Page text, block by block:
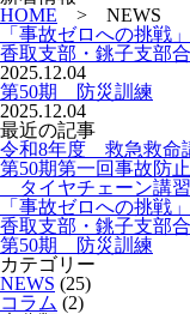
HOME > NEWS
「事故ゼロへの挑戦
香取支部・銚子支
2025.12.04
第50期 防災訓練
2025.12.04
最近の記事
令和8年度 救急救命
第50期第一回事故防
タイヤチェーン講
「事故ゼロへの挑戦
香取支部・銚子支
第50期 防災訓練
カテゴリー
NEWS (25)
コラム (2)